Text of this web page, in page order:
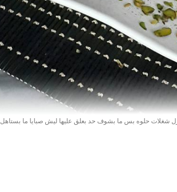
شغلات حلوه بس ما بشوف حد بعلق عليها ليش صبايا ما بستاهل